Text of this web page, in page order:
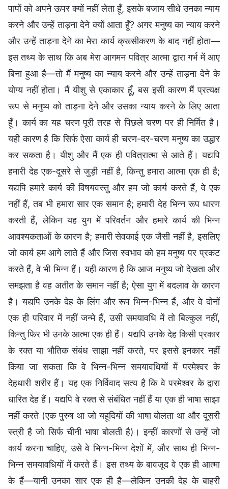
पापों को अपने ऊपर क्यों नहीं लेता हूँ, इसके बजाय सीधे उनका न्याय
करने और उन्हें ताड़ना देने क्यों आता हूँ? अगर मनुष्य का न्याय करने
और उन्हें ताड़ना देने का मेरा कार्य क्रूसीकरण के बाद नहीं होता—
इस तथ्य के साथ कि अब मेरा आगमन पवित्र आत्मा द्वारा गर्भ में आए
बिना हुआ है—तो मैं मनुष्य का न्याय करने और उन्हें ताड़ना देने के
योग्य नहीं होता। मैं यीशु से एकाकार हूँ, बस इसी कारण मैं प्रत्यक्ष
रूप से मनुष्य को ताड़ना देने और उसका न्याय करने के लिए आता
हूँ। कार्य का यह चरण पूरी तरह से पिछले चरण पर ही निर्मित है।
यही कारण है कि सिर्फ ऐसा कार्य ही चरण-दर-चरण मनुष्य का उद्धार
कर सकता है। यीशु और मैं एक ही पवित्रात्मा से आते हैं। यद्यपि
हमारी देह एक-दूसरे से जुड़ी नहीं है, किन्तु हमारा आत्मा एक ही है;
यद्यपि हमारे कार्य की विषयवस्तु और हम जो कार्य करते हैं, वे एक
नहीं हैं, तब भी हमारा सार एक समान है; हमारी देह भिन्न रूप धारण
करती हैं, लेकिन यह युग में परिवर्तन और हमारे कार्य की भिन्न
आवश्यकताओं के कारण है; हमारी सेवकाई एक जैसी नहीं है, इसलिए
जो कार्य हम आगे लाते हैं और जिस स्वभाव को हम मनुष्य पर प्रकट
करते हैं, वे भी भिन्न हैं। यही कारण है कि आज मनुष्य जो देखता और
समझता है वह अतीत के समान नहीं है; ऐसा युग में बदलाव के कारण
है। यद्यपि उनके देह के लिंग और रूप भिन्न-भिन्न हैं, और वे दोनों
एक ही परिवार में नहीं जन्मे हैं, उसी समयावधि में तो बिल्कुल नहीं,
किन्तु फिर भी उनके आत्मा एक ही हैं। यद्यपि उनके देह किसी प्रकार
के रक्त या भौतिक संबंध साझा नहीं करते, पर इससे इनकार नहीं
किया जा सकता कि वे भिन्न-भिन्न समयावधियों में परमेश्वर के
देहधारी शरीर हैं। यह एक निर्विवाद सत्य है कि वे परमेश्वर के द्वारा
धारित देह हैं। यद्यपि वे रक्त से संबंधित नहीं हैं या एक ही भाषा साझा
नहीं करते (एक पुरुष था जो यहूदियों की भाषा बोलता था और दूसरी
स्त्री है जो सिर्फ चीनी भाषा बोलती है)। इन्हीं कारणों से उन्हें जो
कार्य करना चाहिए, उसे वे भिन्न-भिन्न देशों में, और साथ ही भिन्न-
भिन्न समयावधियों में करते हैं। इस तथ्य के बावजूद वे एक ही आत्मा
के हैं—यानी उनका सार एक ही है—लेकिन उनकी देह के बाहरी